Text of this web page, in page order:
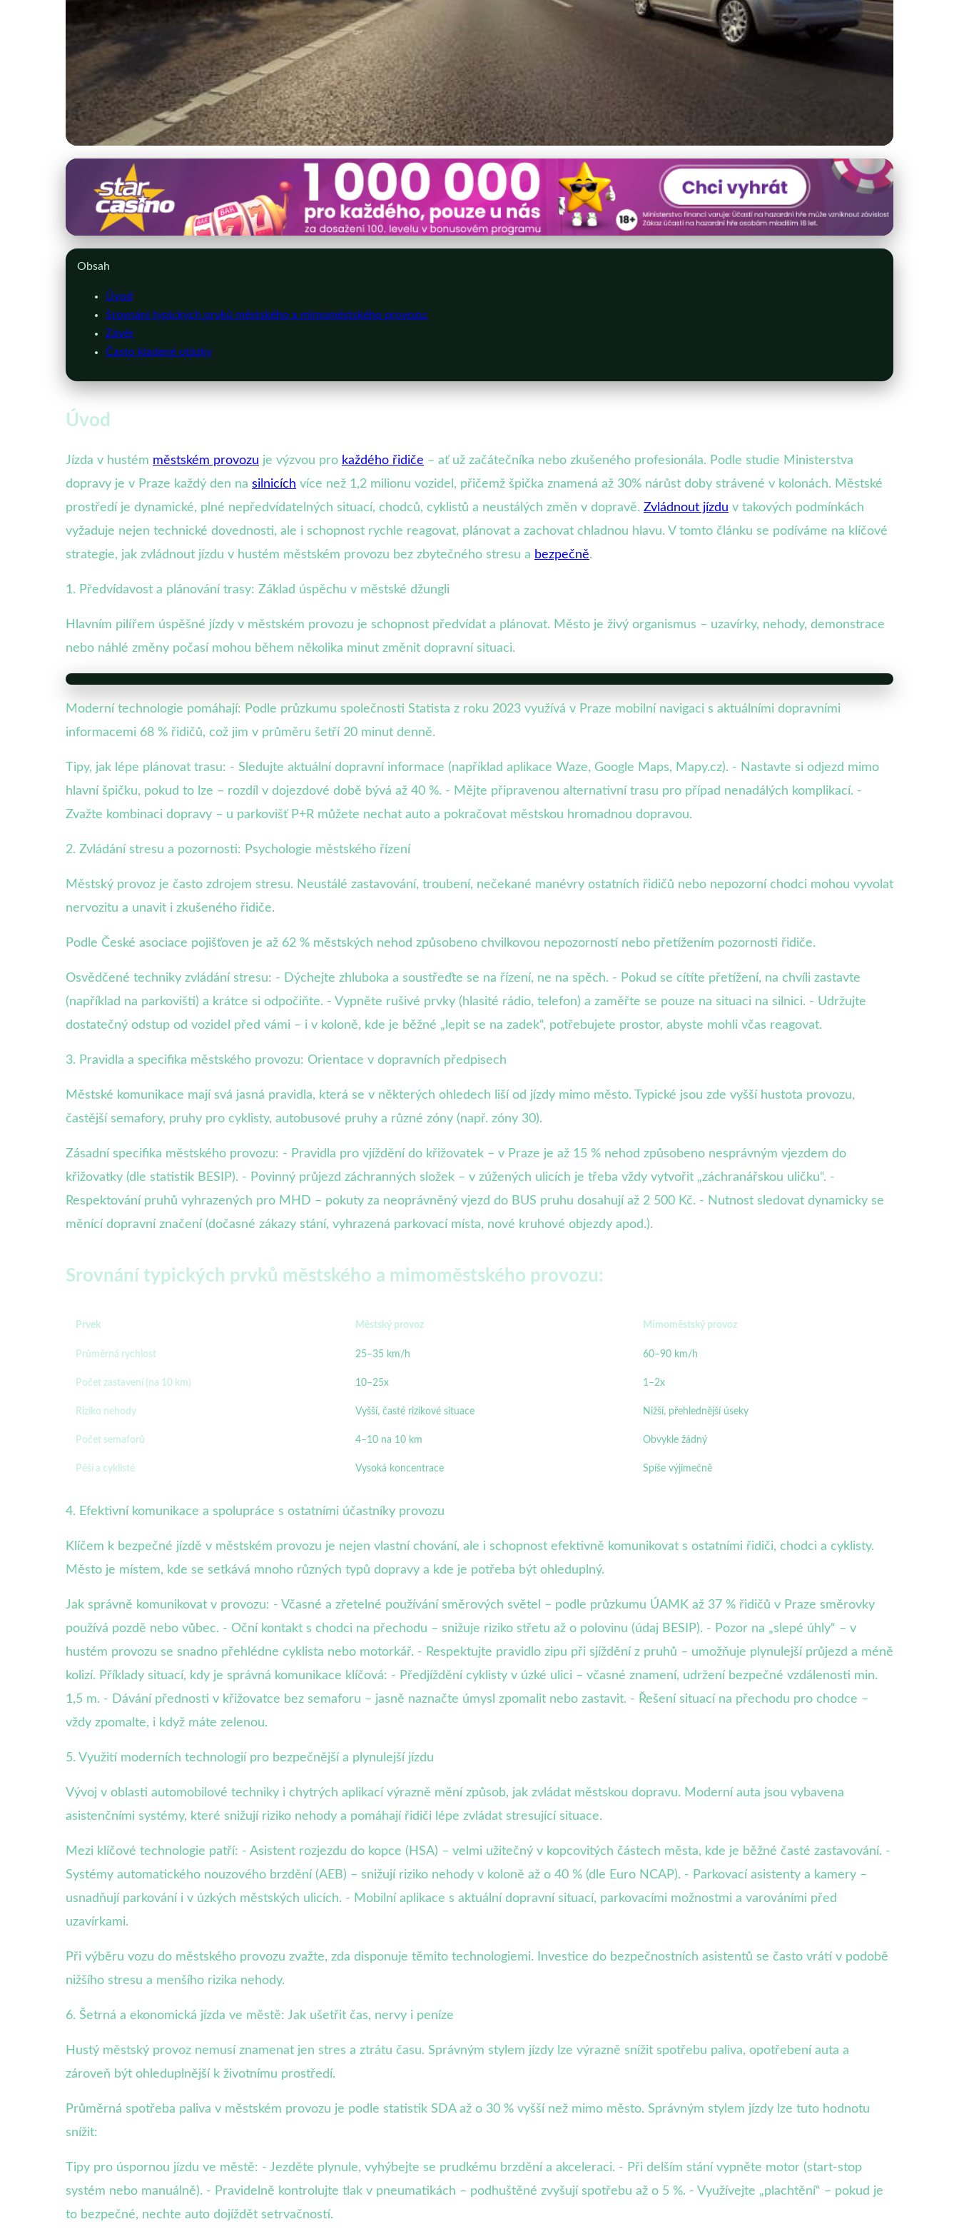
autoskolapopelka.cz
Přežijte jízdu ve městě: Strategie pro bezstresové řízení
26. 2. 2026· 10 min čtení · Autor: Petra Malíková
Obsah
Úvod
Srovnání typických prvků městského a mimoměstského provozu:
Závěr
Často kladené otázky
Úvod
Jízda v hustém městském provozu je výzvou pro každého řidiče – ať už začátečníka nebo zkušeného profesionála. Podle studie Ministerstva
dopravy je v Praze každý den na silnicích více než 1,2 milionu vozidel, přičemž špička znamená až 30% nárůst doby strávené v kolonách. Městské
prostředí je dynamické, plné nepředvídatelných situací, chodců, cyklistů a neustálých změn v dopravě. Zvládnout jízdu v takových podmínkách
vyžaduje nejen technické dovednosti, ale i schopnost rychle reagovat, plánovat a zachovat chladnou hlavu. V tomto článku se podíváme na klíčové
strategie, jak zvládnout jízdu v hustém městském provozu bez zbytečného stresu a bezpečně.
1. Předvídavost a plánování trasy: Základ úspěchu v městské džungli
Hlavním pilířem úspěšné jízdy v městském provozu je schopnost předvídat a plánovat. Město je živý organismus – uzavírky, nehody, demonstrace
nebo náhlé změny počasí mohou během několika minut změnit dopravní situaci.
Moderní technologie pomáhají: Podle průzkumu společnosti Statista z roku 2023 využívá v Praze mobilní navigaci s aktuálními dopravními
informacemi 68 % řidičů, což jim v průměru šetří 20 minut denně.
Tipy, jak lépe plánovat trasu: - Sledujte aktuální dopravní informace (například aplikace Waze, Google Maps, Mapy.cz). - Nastavte si odjezd mimo
hlavní špičku, pokud to lze – rozdíl v dojezdové době bývá až 40 %. - Mějte připravenou alternativní trasu pro případ nenadálých komplikací. -
Zvažte kombinaci dopravy – u parkovišť P+R můžete nechat auto a pokračovat městskou hromadnou dopravou.
2. Zvládání stresu a pozornosti: Psychologie městského řízení
Městský provoz je často zdrojem stresu. Neustálé zastavování, troubení, nečekané manévry ostatních řidičů nebo nepozorní chodci mohou vyvolat
nervozitu a unavit i zkušeného řidiče.
Podle České asociace pojišťoven je až 62 % městských nehod způsobeno chvilkovou nepozorností nebo přetížením pozornosti řidiče.
Osvědčené techniky zvládání stresu: - Dýchejte zhluboka a soustřeďte se na řízení, ne na spěch. - Pokud se cítíte přetížení, na chvíli zastavte
(například na parkovišti) a krátce si odpočiňte. - Vypněte rušivé prvky (hlasité rádio, telefon) a zaměřte se pouze na situaci na silnici. - Udržujte
dostatečný odstup od vozidel před vámi – i v koloně, kde je běžné „lepit se na zadek“, potřebujete prostor, abyste mohli včas reagovat.
3. Pravidla a specifika městského provozu: Orientace v dopravních předpisech
Městské komunikace mají svá jasná pravidla, která se v některých ohledech liší od jízdy mimo město. Typické jsou zde vyšší hustota provozu,
častější semafory, pruhy pro cyklisty, autobusové pruhy a různé zóny (např. zóny 30).
Zásadní specifika městského provozu: - Pravidla pro vjíždění do křižovatek – v Praze je až 15 % nehod způsobeno nesprávným vjezdem do
křižovatky (dle statistik BESIP). - Povinný průjezd záchranných složek – v zúžených ulicích je třeba vždy vytvořit „záchranářskou uličku“. -
Respektování pruhů vyhrazených pro MHD – pokuty za neoprávněný vjezd do BUS pruhu dosahují až 2 500 Kč. - Nutnost sledovat dynamicky se
měnící dopravní značení (dočasné zákazy stání, vyhrazená parkovací místa, nové kruhové objezdy apod.).
Srovnání typických prvků městského a mimoměstského provozu:
Prvek Městský provoz Mimoměstský provoz
Průměrná rychlost 25–35 km/h 60–90 km/h
Počet zastavení (na 10 km) 10–25x 1–2x
Riziko nehody Vyšší, časté rizikové situace Nižší, přehlednější úseky
Počet semaforů 4–10 na 10 km Obvykle žádný
Pěší a cyklisté Vysoká koncentrace Spíše výjimečně
4. Efektivní komunikace a spolupráce s ostatními účastníky provozu
Klíčem k bezpečné jízdě v městském provozu je nejen vlastní chování, ale i schopnost efektivně komunikovat s ostatními řidiči, chodci a cyklisty.
Město je místem, kde se setkává mnoho různých typů dopravy a kde je potřeba být ohleduplný.
Jak správně komunikovat v provozu: - Včasné a zřetelné používání směrových světel – podle průzkumu ÚAMK až 37 % řidičů v Praze směrovky
používá pozdě nebo vůbec. - Oční kontakt s chodci na přechodu – snižuje riziko střetu až o polovinu (údaj BESIP). - Pozor na „slepé úhly“ – v
hustém provozu se snadno přehlédne cyklista nebo motorkář. - Respektujte pravidlo zipu při sjíždění z pruhů – umožňuje plynulejší průjezd a méně
kolizí. Příklady situací, kdy je správná komunikace klíčová: - Předjíždění cyklisty v úzké ulici – včasné znamení, udržení bezpečné vzdálenosti min.
1,5 m. - Dávání přednosti v křižovatce bez semaforu – jasně naznačte úmysl zpomalit nebo zastavit. - Řešení situací na přechodu pro chodce –
vždy zpomalte, i když máte zelenou.
5. Využití moderních technologií pro bezpečnější a plynulejší jízdu
Vývoj v oblasti automobilové techniky i chytrých aplikací výrazně mění způsob, jak zvládat městskou dopravu. Moderní auta jsou vybavena
asistenčními systémy, které snižují riziko nehody a pomáhají řidiči lépe zvládat stresující situace.
Mezi klíčové technologie patří: - Asistent rozjezdu do kopce (HSA) – velmi užitečný v kopcovitých částech města, kde je běžné časté zastavování. -
Systémy automatického nouzového brzdění (AEB) – snižují riziko nehody v koloně až o 40 % (dle Euro NCAP). - Parkovací asistenty a kamery –
usnadňují parkování i v úzkých městských ulicích. - Mobilní aplikace s aktuální dopravní situací, parkovacími možnostmi a varováními před
uzavírkami.
Při výběru vozu do městského provozu zvažte, zda disponuje těmito technologiemi. Investice do bezpečnostních asistentů se často vrátí v podobě
nižšího stresu a menšího rizika nehody.
6. Šetrná a ekonomická jízda ve městě: Jak ušetřit čas, nervy i peníze
Hustý městský provoz nemusí znamenat jen stres a ztrátu času. Správným stylem jízdy lze výrazně snížit spotřebu paliva, opotřebení auta a
zároveň být ohleduplnější k životnímu prostředí.
Průměrná spotřeba paliva v městském provozu je podle statistik SDA až o 30 % vyšší než mimo město. Správným stylem jízdy lze tuto hodnotu
snížit:
Tipy pro úspornou jízdu ve městě: - Jezděte plynule, vyhýbejte se prudkému brzdění a akceleraci. - Při delším stání vypněte motor (start-stop
systém nebo manuálně). - Pravidelně kontrolujte tlak v pneumatikách – podhuštěné zvyšují spotřebu až o 5 %. - Využívejte „plachtění“ – pokud je
to bezpečné, nechte auto dojíždět setrvačností.